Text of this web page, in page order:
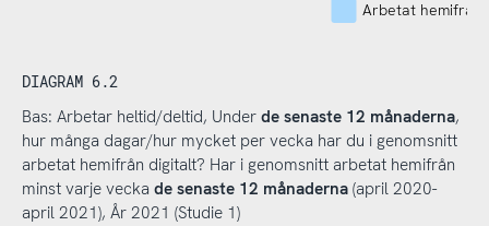
Arbetat hemifrån
DIAGRAM 6.2
Bas: Arbetar heltid/deltid, Under de senaste 12 månaderna,
hur många dagar/hur mycket per vecka har du i genomsnitt
arbetat hemifrån digitalt? Har i genomsnitt arbetat hemifrån
minst varje vecka de senaste 12 månaderna(april 2020-
april 2021), År 2021 (Studie 1)